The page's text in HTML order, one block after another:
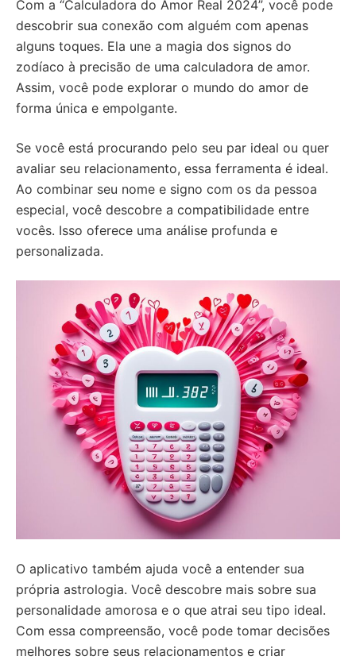
Com a “Calculadora do Amor Real 2024”, você pode
descobrir sua conexão com alguém com apenas
alguns toques. Ela une a magia dos signos do
zodíaco à precisão de uma calculadora de amor.
Assim, você pode explorar o mundo do amor de
forma única e empolgante.
Se você está procurando pelo seu par ideal ou quer
avaliar seu relacionamento, essa ferramenta é ideal.
Ao combinar seu nome e signo com os da pessoa
especial, você descobre a compatibilidade entre
vocês. Isso oferece uma análise profunda e
personalizada.
O aplicativo também ajuda você a entender sua
própria astrologia. Você descobre mais sobre sua
personalidade amorosa e o que atrai seu tipo ideal.
Com essa compreensão, você pode tomar decisões
melhores sobre seus relacionamentos e criar